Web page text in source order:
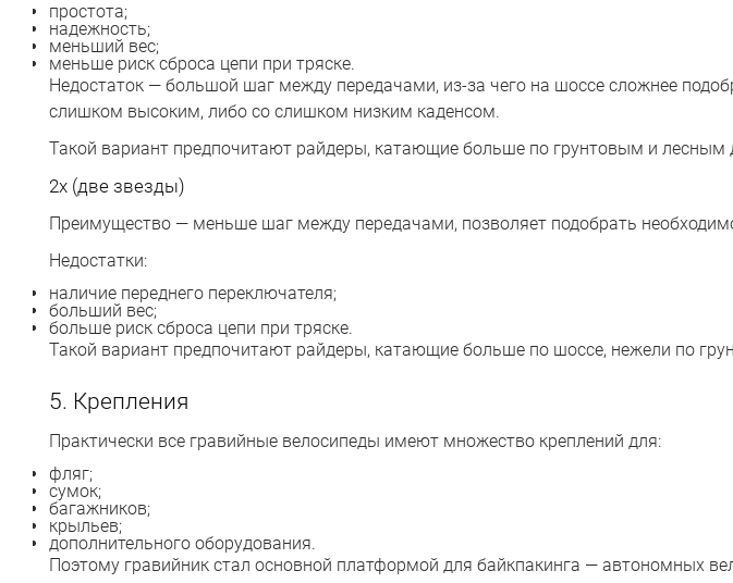
простота;
надежность;
меньший вес;
меньше риск сброса цепи при тряске.
Недостаток — большой шаг между передачами, из-за чего на шоссе сложнее
слишком высоким, либо со слишком низким каденсом.
Такой вариант предпочитают райдеры, катающие больше по грунтовым и
2x (две звезды)
Преимущество — меньше шаг между передачами, позволяет подобрать
Недостатки:
наличие переднего переключателя;
больший вес;
больше риск сброса цепи при тряске.
Такой вариант предпочитают райдеры, катающие больше по шоссе, нежели по
5. Крепления
Практически все гравийные велосипеды имеют множество креплений для:
фляг;
сумок;
багажников;
крыльев;
дополнительного оборудования.
Поэтому гравийник стал основной платформой для байкпакинга — автономных